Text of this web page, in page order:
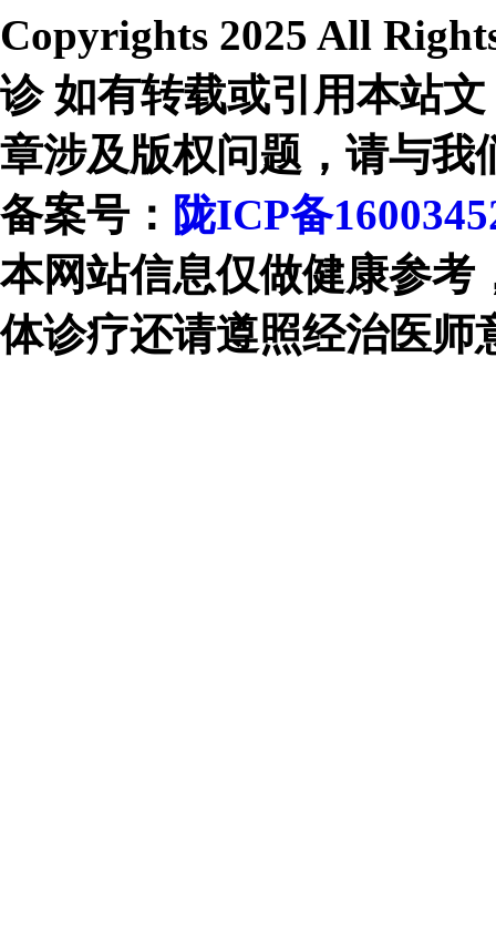
Copyrights 2025 All
诊 如有转载或引用本站文
章涉及版权问题，请与我
备案号： 陇ICP备
本网站信息仅做健康参考
体诊疗还请遵照经治医师